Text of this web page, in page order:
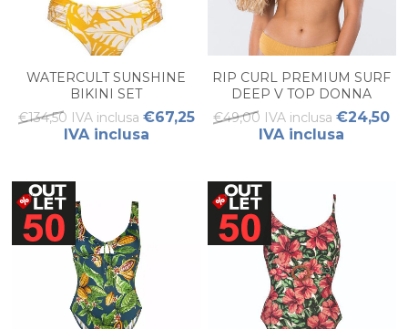
WATERCULT SUNSHINE
BIKINI SET
€134,50 IVA inclusa €67,25
IVA inclusa
RIP CURL PREMIUM SURF
DEEP V TOP DONNA
€49,00 IVA inclusa €24,50
IVA inclusa